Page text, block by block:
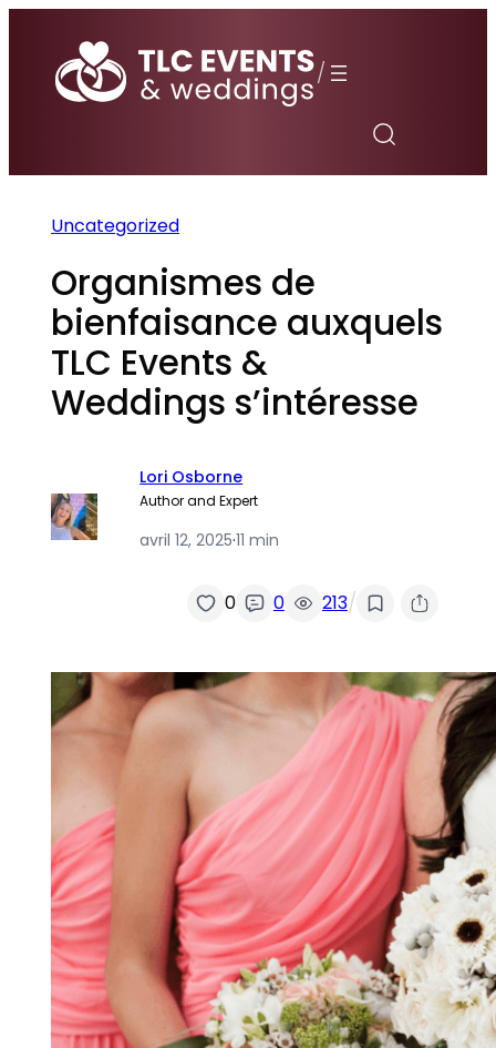
contenu
/
Uncategorized
Organismes de
bienfaisance auxquels
TLC Events &
Weddings s’intéresse
Lori Osborne
Author and Expert
avril 12, 2025·11 min
0 0 213/